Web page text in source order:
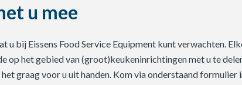
u mee
u bij Eissens Food Service Equipment kunt verwachten.
op het gebied van (groot)keukeninrichtingen met u te
graag voor u uit handen. Kom via onderstaand formulier